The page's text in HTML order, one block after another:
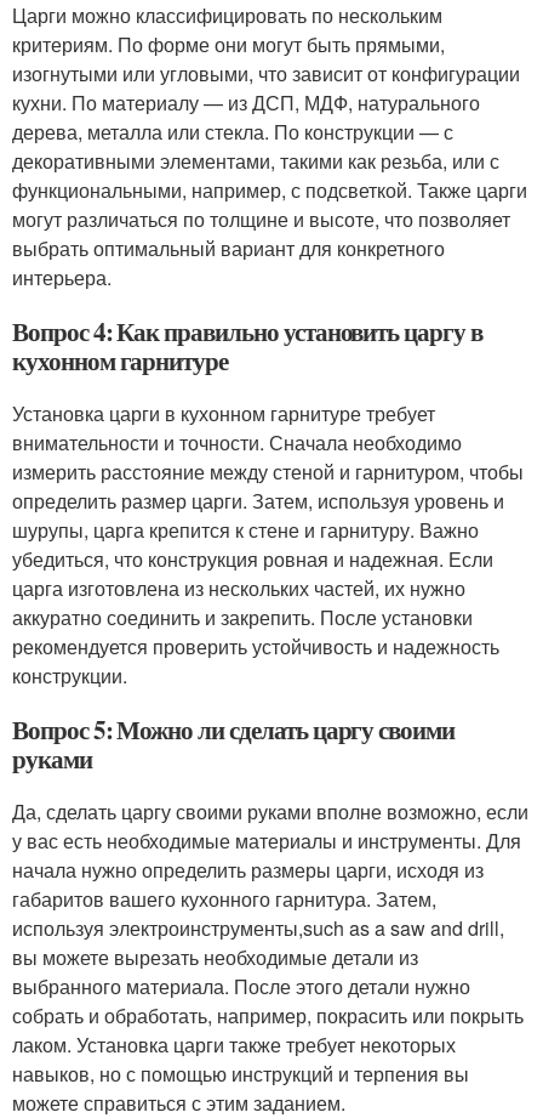
Царги можно классифицировать по нескольким
критериям. По форме они могут быть прямыми,
изогнутыми или угловыми, что зависит от конфигурации
кухни. По материалу — из ДСП, МДФ, натурального
дерева, металла или стекла. По конструкции — с
декоративными элементами, такими как резьба, или с
функциональными, например, с подсветкой. Также царги
могут различаться по толщине и высоте, что позволяет
выбрать оптимальный вариант для конкретного
интерьера.
Вопрос 4: Как правильно установить царгу в
кухонном гарнитуре
Установка царги в кухонном гарнитуре требует
внимательности и точности. Сначала необходимо
измерить расстояние между стеной и гарнитуром, чтобы
определить размер царги. Затем, используя уровень и
шурупы, царга крепится к стене и гарнитуру. Важно
убедиться, что конструкция ровная и надежная. Если
царга изготовлена из нескольких частей, их нужно
аккуратно соединить и закрепить. После установки
рекомендуется проверить устойчивость и надежность
конструкции.
Вопрос 5: Можно ли сделать царгу своими
руками
Да, сделать царгу своими руками вполне возможно, если
у вас есть необходимые материалы и инструменты. Для
начала нужно определить размеры царги, исходя из
габаритов вашего кухонного гарнитура. Затем,
используя электроинструменты,such as a saw and drill,
вы можете вырезать необходимые детали из
выбранного материала. После этого детали нужно
собрать и обработать, например, покрасить или покрыть
лаком. Установка царги также требует некоторых
навыков, но с помощью инструкций и терпения вы
можете справиться с этим заданием.